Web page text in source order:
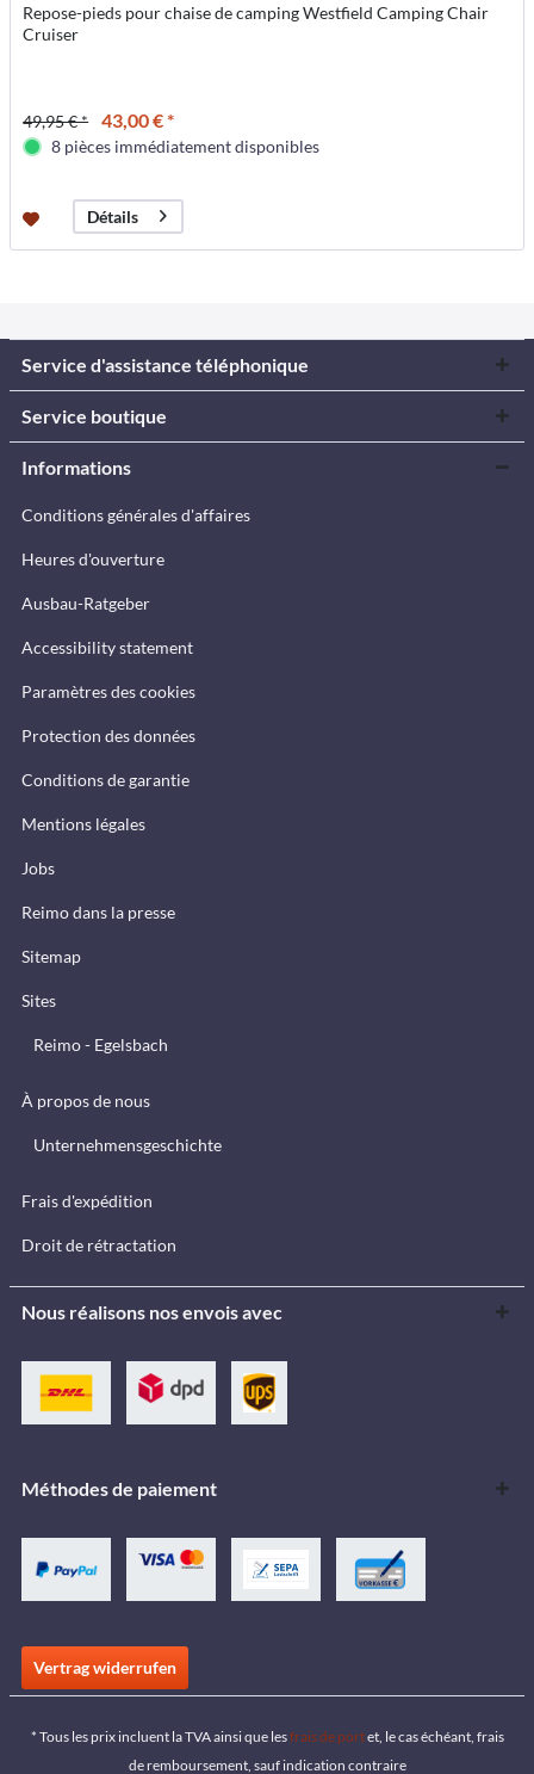
Repose-pieds pour chaise de camping Westfield Camping Chair
Cruiser
49,95 € * 43,00 € *
8 pièces immédiatement disponibles
Détails
Service d'assistance téléphonique
Service boutique
Informations
Conditions générales d'affaires
Heures d'ouverture
Ausbau-Ratgeber
Accessibility statement
Paramètres des cookies
Protection des données
Conditions de garantie
Mentions légales
Jobs
Reimo dans la presse
Sitemap
Sites
Reimo - Egelsbach
À propos de nous
Unternehmensgeschichte
Frais d'expédition
Droit de rétractation
Nous réalisons nos envois avec
Méthodes de paiement
Vertrag widerrufen
* Tous les prix incluent la TVA ainsi que lesfrais de portet, le cas échéant, frais
de remboursement, sauf indication contraire